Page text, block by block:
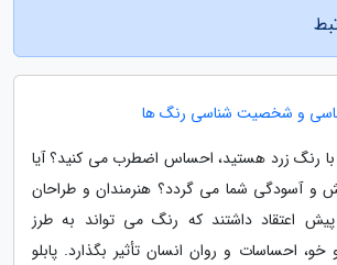
و شخصیت شناسی رنگ ها
با رنگ زرد هستید، احساس اضطرب می کنید؟ آیا
و آسودگی شما می گردد؟ هنرمندان و طراحان
اعتقاد داشتند که رنگ می تواند به طرز
احساسات و روان انسان تأثیر بگذارد. پابلو